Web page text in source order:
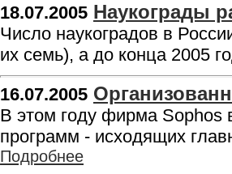
18.07.2005 Наукограды
Число наукоградов в
их семь), а до конца 2005
16.07.2005
В этом году фирма Sophos
программ - исходящих
Подробнее